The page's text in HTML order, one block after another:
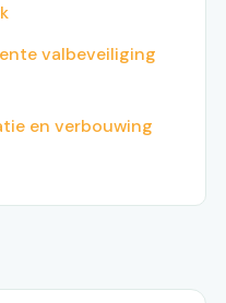
valbeveiliging
en verbouwing